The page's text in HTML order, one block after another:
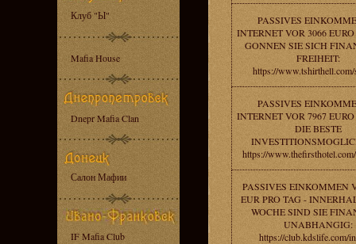
Клуб "Ы"
Mafia House
Dnepr Mafia Clan
Салон Мафии
IF Mafia Club
PASSIVES
INTERNET VOR 3066
GONNEN SIE SICH
FREIHEIT:
https://
PASSIVES
INTERNET VOR 7967
DIE BESTE
https://
PASSIVES EINKOMMEN
EUR PRO TAG -
WOCHE SIND SIE
UNABHANGIG:
https://club.kdslife.com/